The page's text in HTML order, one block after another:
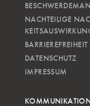
NACHTEILIGE
BARRIEREFREIHEIT
DATENSCHUTZ
IMPRESSUM